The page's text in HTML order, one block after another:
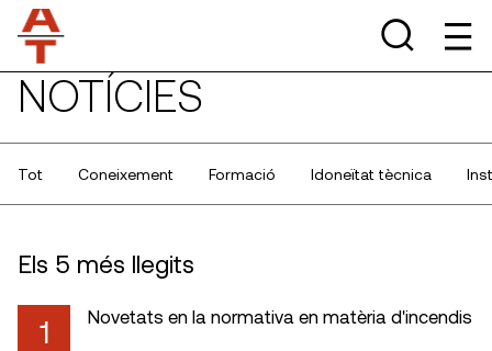
NOTÍCIES
Tot Coneixement Formació Idoneïtat tècnica
Els 5 més llegits
1 Novetats en la normativa en matèria d'incendis